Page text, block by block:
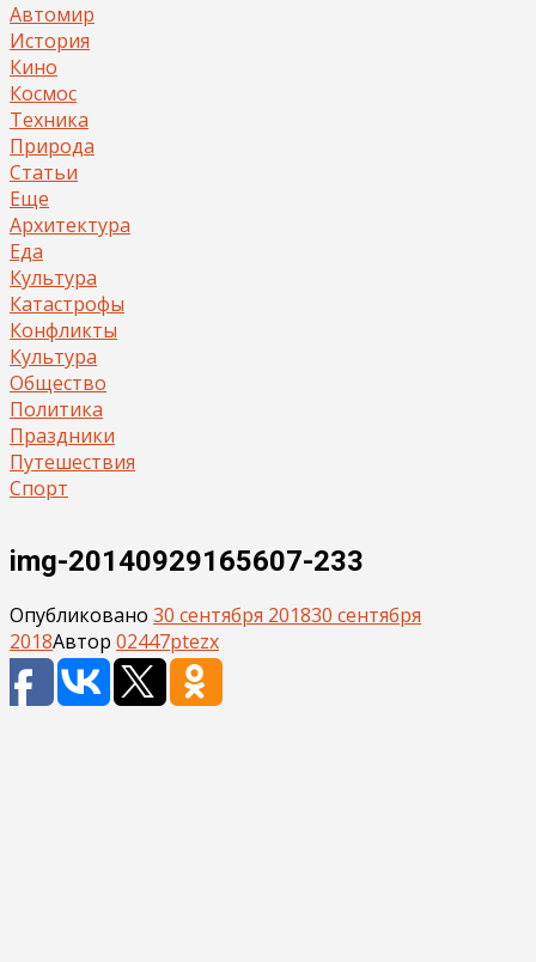
Автомир
История
Кино
Космос
Техника
Природа
Статьи
Еще
Архитектура
Еда
Культура
Катастрофы
Конфликты
Культура
Общество
Политика
Праздники
Путешествия
Спорт
img-20140929165607-233
Опубликовано 30 сентября 201830 сентября
2018Автор 02447ptezx